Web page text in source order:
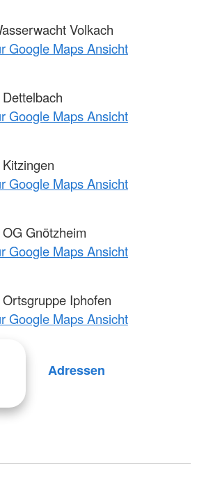
Volkach
Google Maps Ansicht
Google Maps Ansicht
Google Maps Ansicht
Gnötzheim
Google Maps Ansicht
Iphofen
Google Maps Ansicht
Adressen